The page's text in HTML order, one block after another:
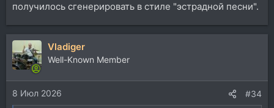
получилось сгенерировать в стиле "эстрадной песни".
Vladiger
Well-Known Member
8 Июл 2026 #34